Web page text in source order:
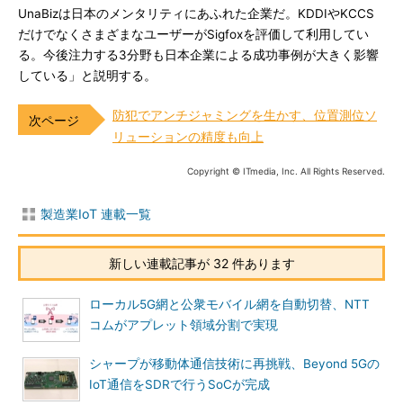
UnaBizは日本のメンタリティにあふれた企業だ。KDDIやKCCS
だけでなくさまざまなユーザーがSigfoxを評価して利用してい
る。今後注力する3分野も日本企業による成功事例が大きく影響
している」と説明する。
防犯でアンチジャミングを生かす、位置測位ソ
リューションの精度も向上
Copyright © ITmedia, Inc. All Rights Reserved.
製造業IoT 連載一覧
新しい連載記事が 32 件あります
ローカル5G網と公衆モバイル網を自動切替、NTT
コムがアプレット領域分割で実現
シャープが移動体通信技術に再挑戦、Beyond 5Gの
IoT通信をSDRで行うSoCが完成